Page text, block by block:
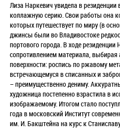
Лиза Наркевич увидела в
коллажную серию. Свои работы она
которых путешествует по миру (в
джинсы были во Владивостоке
портового города. В ходе резиденции
сопротивлением материала, выбирая
поверхности: роспись по ржавому
встречающемуся в списанных и
–преимущественно дениму.
художница постепенно взрастила в
изображаемому. Итогом стало
года в московский Институт
им. И. Бакштейна на курс к